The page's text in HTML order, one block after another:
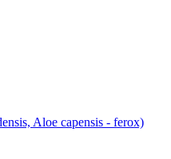
Aloe capensis - ferox)